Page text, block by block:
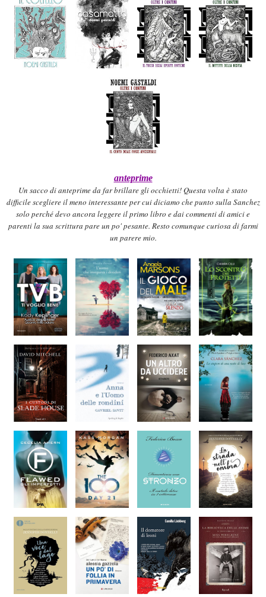
anteprime
Un sacco di anteprime da far brillare gli occhietti!Questa volta è stato
difficile scegliere il meno interessanteper cuidiciamo che punto sulla Sanchez
solo perchédevo ancora leggere il primo libro e dai commenti di amici e
parenti la sua scrittura pareun po' pesante. Resto comunque curiosa di farmi
un parere mio.